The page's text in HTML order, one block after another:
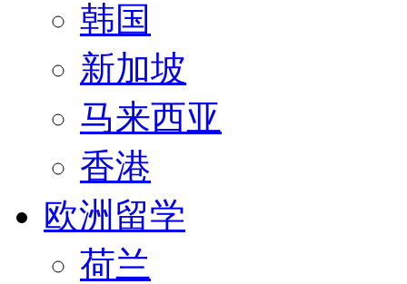
韩国
新加坡
马来西亚
香港
欧洲留学
荷兰